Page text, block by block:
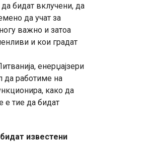
бидат вклучени, да
да учат за
важно и затоа
и кои градат
енерџајзери
да работиме на
како да
е тие да бидат
известени